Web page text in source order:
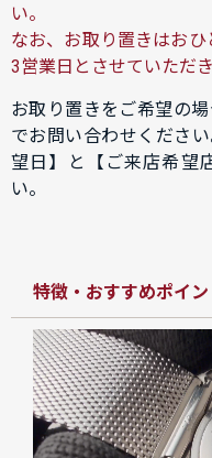
い。
なお、お取り置きはお
3営業日とさせていただき
お取り置きをご希望の
でお問い合わせくださ
望日】と【ご来店希望
い。
特徴・おすすめポイン